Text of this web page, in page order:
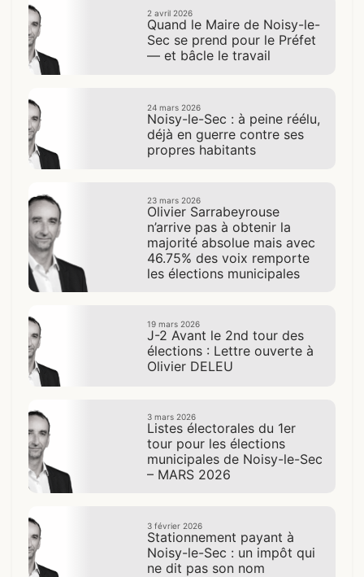
2 avril 2026
Quand le Maire de Noisy-le-
Sec se prend pour le Préfet
— et bâcle le travail
24 mars 2026
Noisy-le-Sec : à peine réélu,
déjà en guerre contre ses
propres habitants
23 mars 2026
Olivier Sarrabeyrouse
n’arrive pas à obtenir la
majorité absolue mais avec
46.75% des voix remporte
les élections municipales
19 mars 2026
J-2 Avant le 2nd tour des
élections : Lettre ouverte à
Olivier DELEU
3 mars 2026
Listes électorales du 1er
tour pour les élections
municipales de Noisy-le-Sec
– MARS 2026
3 février 2026
Stationnement payant à
Noisy-le-Sec : un impôt qui
ne dit pas son nom